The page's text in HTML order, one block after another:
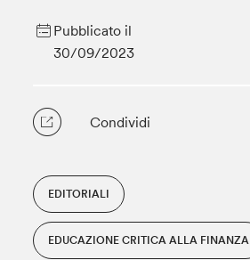
Pubblicato il
30/09/2023
Condividi
EDITORIALI
EDUCAZIONE CRITICA ALLA FINANZA